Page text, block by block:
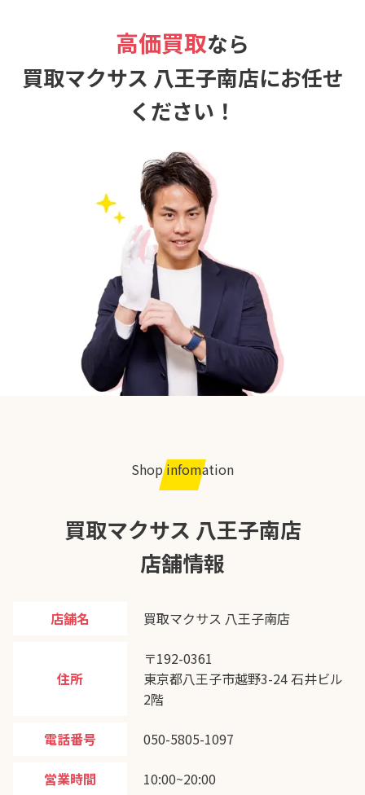
高価買取なら
買取マクサス 八王子南店にお任せ
ください！
Shop infomation
買取マクサス 八王子南店
店舗情報
店舗名 買取マクサス 八王子南店
住所
〒192-0361
東京都八王子市越野3-24 石井ビル
2階
電話番号 050-5805-1097
営業時間 10:00~20:00